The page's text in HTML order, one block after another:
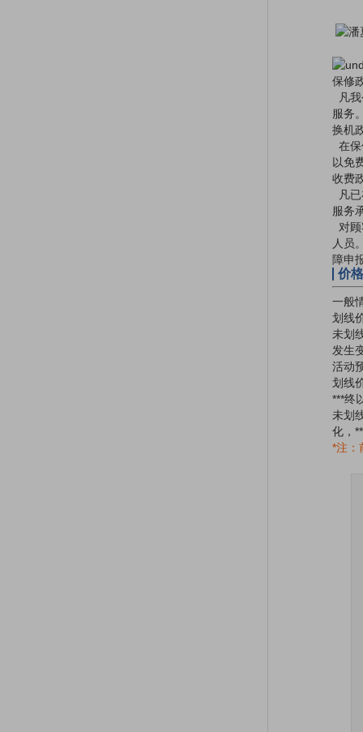
保修
凡
服务
换机
在
以免
收费
凡
服务
对
人员
障申
价
一般
划线
未划
发生
活动
划线
***终
未划
化，
*注：